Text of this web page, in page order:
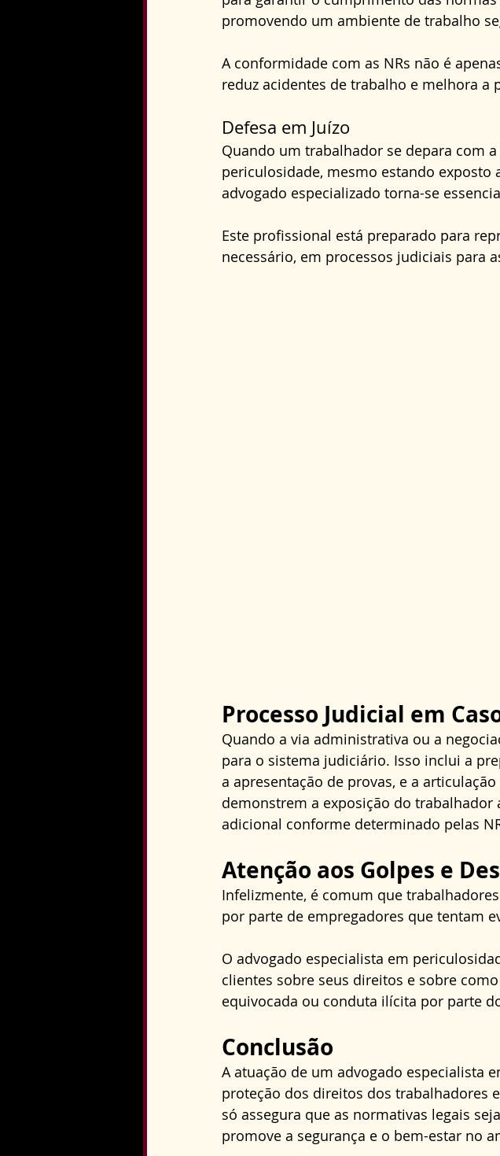
promovendo um ambiente de trabalho
A conformidade com as NRs não é
reduz acidentes de trabalho e melhora a
Defesa em Juízo
Quando um trabalhador se depara com
periculosidade, mesmo estando exposto
advogado especializado torna-se
Este profissional está preparado para
necessário, em processos judiciais para
Processo Judicial em
Quando a via administrativa ou a
para o sistema judiciário. Isso inclui a
a apresentação de provas, e a
demonstrem a exposição do
adicional conforme determinado pelas
Atenção aos Golpes e
Infelizmente, é comum que
por parte de empregadores que tentam
O advogado especialista em
clientes sobre seus direitos e sobre
equivocada ou conduta ilícita por parte
Conclusão
A atuação de um advogado especialista
proteção dos direitos dos trabalhadores
só assegura que as normativas legais
promove a segurança e o bem-estar no